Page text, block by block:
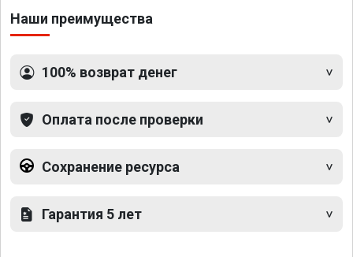
Наши преимущества
100% возврат денег
Оплата после проверки
Сохранение ресурса
Гарантия 5 лет